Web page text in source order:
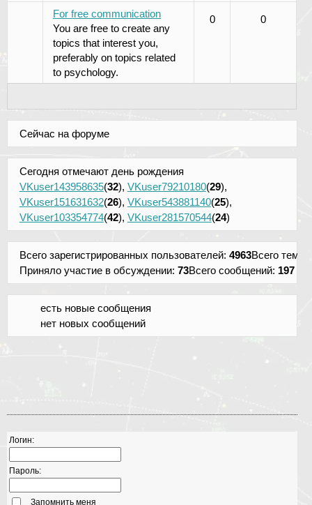
For free communication
You are free to create any
topics that interest you,
preferably on topics related
to psychology.
0 0
Сейчас на форуме
Сегодня отмечают день рождения
VKuser143958635(32), VKuser79210180(29),
VKuser151631632(26), VKuser543881140(25),
VKuser103354774(42), VKuser281570544(24)
Всего зарегистрированных пользователей: 4963
Приняло участие в обсуждении: 73
Всего тем:
Всего сообщений: 197
есть новые сообщения
нет новых сообщений
Логин:
Пароль:
Запомнить меня